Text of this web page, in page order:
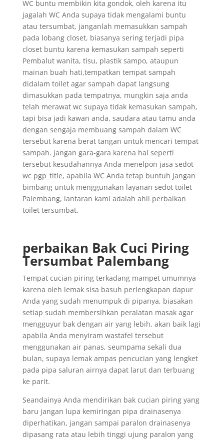
WC buntu membikin kita gondok, oleh karena itu
jagalah WC Anda supaya tidak mengalami buntu
atau tersumbat, janganlah memasukkan sampah
pada lobang closet, biasanya sering terjadi pipa
closet buntu karena kemasukan sampah seperti
Pembalut wanita, tisu, plastik sampo, ataupun
mainan buah hati,tempatkan tempat sampah
didalam toilet agar sampah dapat langsung
dimasukkan pada tempatnya, mungkin saja anda
telah merawat wc supaya tidak kemasukan sampah,
tapi bisa jadi kawan anda, saudara atau tamu anda
dengan sengaja membuang sampah dalam WC
tersebut karena berat tangan untuk mencari tempat
sampah. jangan gara-gara karena hal seperti
tersebut kesudahannya Anda menelpon jasa sedot
wc pgp_title, apabila WC Anda tetap buntuh jangan
bimbang untuk menggunakan layanan sedot toilet
Palembang, lantaran kami adalah ahli perbaikan
toilet tersumbat.
perbaikan Bak Cuci Piring
Tersumbat Palembang
Tempat cucian piring terkadang mampet umumnya
karena oleh lemak sisa basuh perlengkapan dapur
Anda yang sudah menumpuk di pipanya, biasakan
setiap sudah membersihkan peralatan masak agar
mengguyur bak dengan air yang lebih, akan baik lagi
apabila Anda menyiram wastafel tersebut
menggunakan air panas, seumpama sekali dua
bulan, supaya lemak ampas pencucian yang lengket
pada pipa saluran airnya dapat larut dan terbuang
ke parit.
Seandainya Anda mendirikan bak cucian piring yang
baru jangan lupa kemiringan pipa drainasenya
diperhatikan, jangan sampai paralon drainasenya
dipasang rata atau lebih tinggi ujung paralon yang